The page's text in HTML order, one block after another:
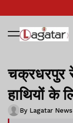
चक्रधरपुर
हाथियों के
By Lagatar News